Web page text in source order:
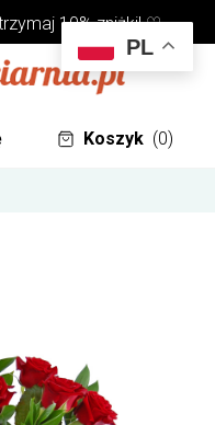
10% zniżki! ♡
Koszyk (0)
PL